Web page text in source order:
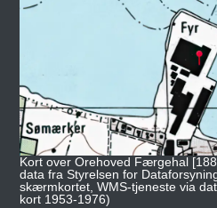
Kort over Orehoved Færgehal
data fra Styrelsen for
skærmkortet, WMS-tjeneste via
kort 1953-1976)